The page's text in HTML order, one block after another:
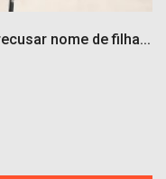
nome de filha...